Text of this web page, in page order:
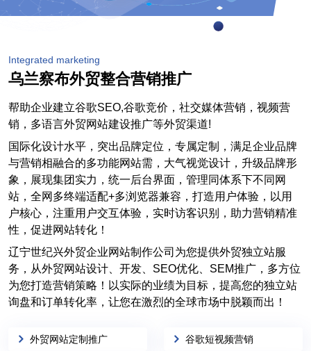
Integrated marketing
乌兰察布外贸整合营销推广
帮助企业建立谷歌SEO,谷歌竞价，社交媒体营销，视频营
销，多语言外贸网站建设推广等外贸渠道!
国际化设计水平，突出品牌定位，专属定制，满足企业品牌
与营销相融合的多功能网站需，大气视觉设计，升级品牌形
象，展现集团实力，统一后台界面，管理同体系下不同网
站，全网多终端适配+多浏览器兼容，打造用户体验，以用
户核心，注重用户交互体验，实时访客识别，助力营销精准
性，促进网站转化！
辽宁世纪兴外贸企业网站制作公司为您提供外贸独立站服
务，从外贸网站设计、开发、SEO优化、SEM推广，多方位
为您打造营销策略！以实际的业绩为目标，提高您的独立站
询盘和订单转化率，让您在激烈的全球市场中脱颖而出！
外贸网站定制推广 谷歌短视频营销